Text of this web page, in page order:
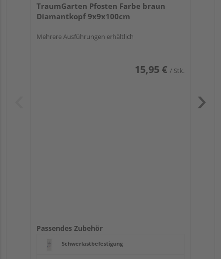
TraumGarten Pfosten Farbe braun
Diamantkopf 9x9x100cm
Mehrere Ausführungen erhältlich
15,95 € / Stk.
Passendes Zubehör
Schwerlastbefestigung